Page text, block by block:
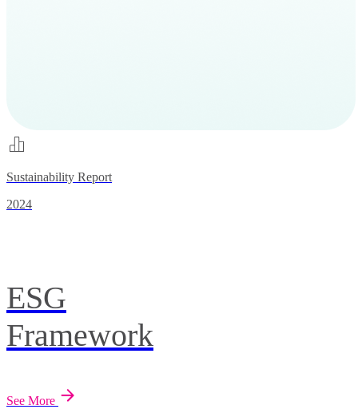
Sustainability Report
2024
ESG
Framework
See More